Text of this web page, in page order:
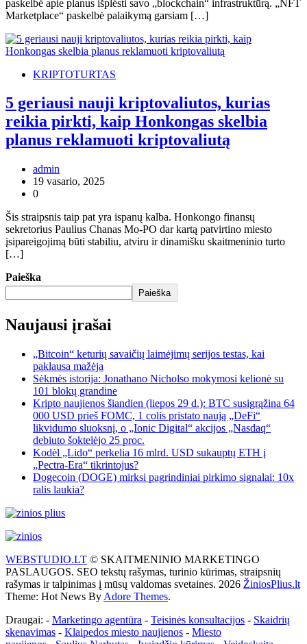
paskelbė apie planus išplėsti savo „blockchain“ infrastruktūrą. „NFT
Marketplace“ paskelbė palaikymą garsiam […]
KRIPTOTURTAS
5 geriausi nauji kriptovaliutos, kurias
reikia pirkti, kaip Honkongas skelbia
planus reklamuoti kriptovaliutą
admin
19 vasario, 2025
0
Šis straipsnis taip pat yra ispanų kalba. Honkongo finansų
sekretorius Paulius Chanas Mo-PO dar kartą patvirtino miesto
įsipareigojimą būti stabiliu, atviru ir dinamišku skaitmeninio turto
[…]
Paieška
Paieška
Naujausi įrašai
„Bitcoin“ keturių savaičių laimėjimų serijos testas, kai
paklausa mažėja
Sėkmės istorija: Jonathano Nicholso mokymosi kelionė su
101 blokų grandine
Kripto naujienos šiandien (liepos 29 d.): BTC susigrąžina 64
000 USD prieš FOMC, 1 colis pristato naują „DeFi“
likvidumo sluoksnį, o „Ionic Digital“ akcijos „Nasdaq“
debiuto šoktelėjo 25 proc.
Kodėl „Lido“ perkelia 16 mlrd. USD sukauptų ETH į
„Pectra-Era“ tikrintojus?
Dogecoin (DOGE) mirksi pagrindiniai pirkimo signalai: 10x
ralis laukia?
WEBSTUDIO.LT © SKAITMENINIO MARKETINGO
PASLAUGOS. SEO tekstų rašymas, turinio kūrimas, straipsnių
rašymas ir talpinimas į mūsų valdomas svetaines. 2026 ŽiniosPlius.lt
Theme: Hot News By Adore Themes.
Draugai: - Marketingo agentūra - Teisinės konsultacijos - Skaidrių
skenavimas - Klaipedos miesto naujienos - Miesto